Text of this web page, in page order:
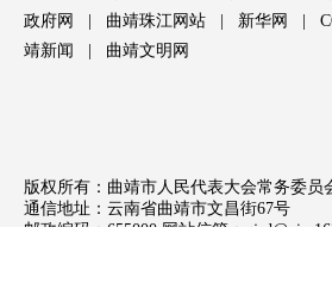
政府网
曲靖珠江网站 新华网
靖新闻
曲靖文明网
版权所有：曲靖市人民代表大会常务委员
通信地址：云南省曲靖市文昌街67号
邮政编码：655000 网站信箱：